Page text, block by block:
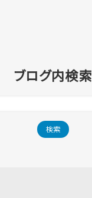
ブログ内検索